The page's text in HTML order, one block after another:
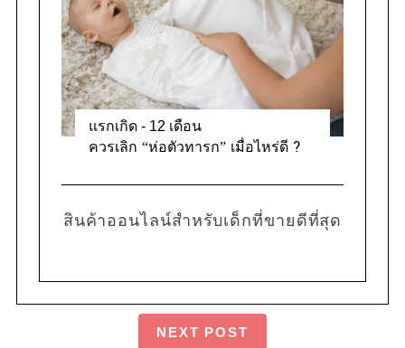
แรกเกิด - 12 เดือน
ควรเลิก “ห่อตัวทารก” เมื่อไหร่ดี ?
สินค้าออนไลน์สำหรับเด็กที่ขายดีที่สุด
NEXT POST